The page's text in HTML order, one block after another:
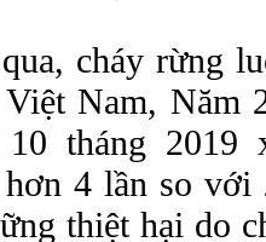
cháy rừng
Nam, Năm
tháng
hơn 4 lần so
thiệt hại do